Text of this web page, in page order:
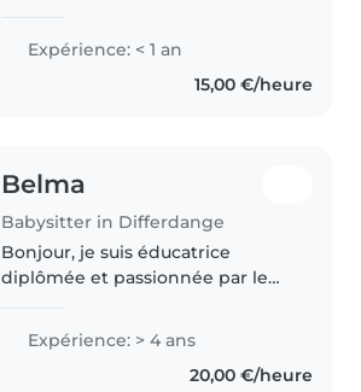
me suis déjà occupé de mes
frères et d'une enfant de l'amie a
Expérience: < 1 an
15,00 €/heure
Belma
Babysitter in Differdange
Bonjour, je suis éducatrice
diplômée et passionnée par le
propose une garde bienveillante,
sécurisante et adaptée à chaque
enfant. Sérieuse, patiente et..
Expérience: > 4 ans
20,00 €/heure